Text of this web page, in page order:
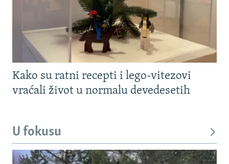
Kako su ratni recepti i lego-vitezovi
vraćali život u normalu devedesetih
U fokusu